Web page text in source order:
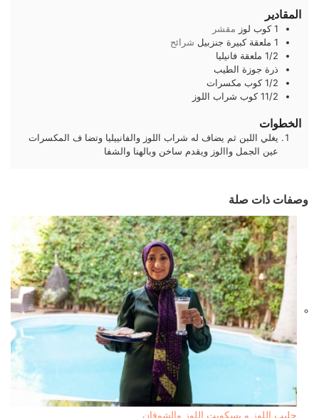
المقادير
1 كوب لوز مقشر
1 ملعقة كبيرة جنزبيل شرائح
1/2 ملعقة فانيليا
ذرة جوزة الطيب
1/2 كوب مكسرات
11/2 كوب شراب اللوز
الخطوات
يغلي اللبن ثم يضاف له شراب اللوز والفانييليا وتضا ف المكسرات
عين الجمل واالوز ويقدم ساخن وبالهنا والشفا
وصفات ذات صلة
حليب اللوز و بسكويت اللوز والشوفان